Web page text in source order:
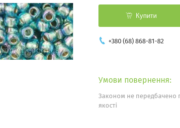
Купити
+380 (68) 868-81-82
Законом не передбачено
якості